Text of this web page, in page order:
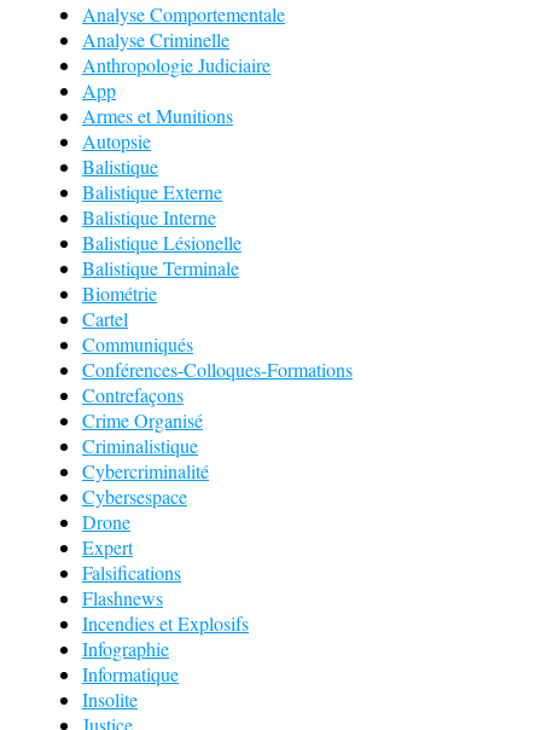
Analyse Comportementale
Analyse Criminelle
Anthropologie Judiciaire
App
Armes et Munitions
Autopsie
Balistique
Balistique Externe
Balistique Interne
Balistique Lésionelle
Balistique Terminale
Biométrie
Cartel
Communiqués
Conférences-Colloques-Formations
Contrefaçons
Crime Organisé
Criminalistique
Cybercriminalité
Cybersespace
Drone
Expert
Falsifications
Flashnews
Incendies et Explosifs
Infographie
Informatique
Insolite
Justice